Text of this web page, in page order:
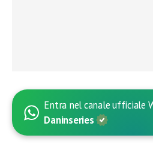
Entra nel canale ufficiale
Daninseries